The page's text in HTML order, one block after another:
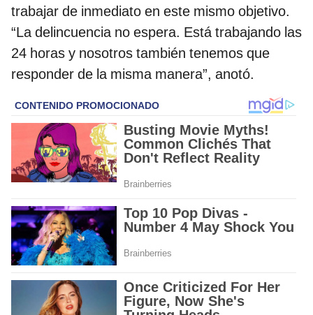
trabajar de inmediato en este mismo objetivo.
“La delincuencia no espera. Está trabajando las
24 horas y nosotros también tenemos que
responder de la misma manera”, anotó.